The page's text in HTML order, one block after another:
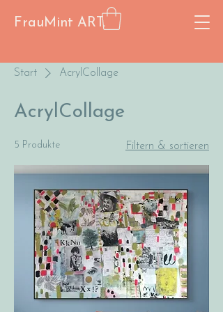
FrauMint ART.
Start AcrylCollage
AcrylCollage
5 Produkte Filtern & sortieren